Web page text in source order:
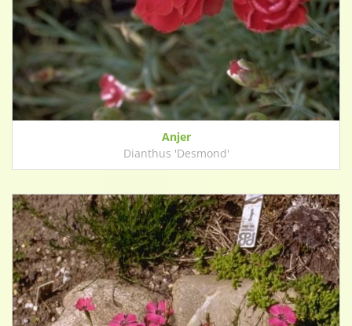
Anjer
Dianthus 'Desmond'